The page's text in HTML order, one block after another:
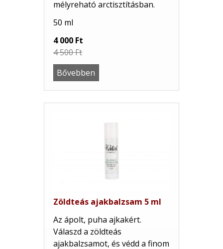
mélyreható arctisztításban.
50 ml
4 000 Ft
4 500 Ft
Bővebben
Zöldteás ajakbalzsam 5 ml
Az ápolt, puha ajkakért.
Válaszd a zöldteás
ajakbalzsamot, és védd a finom